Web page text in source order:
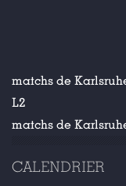
matchs de
L2
matchs de
CALENDRIER